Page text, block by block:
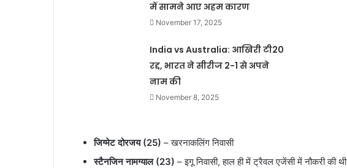
में सामने आए अहम कारण
November 17, 2025
India vs Australia: आखिरी टी20
रद्द, भारत ने सीरीज 2-1 से अपने
नाम की
November 8, 2025
जिग्मेट दोरजय (25) – खरनाकलिंग निवासी
स्टैनजिन नामग्याल (23) – इगू निवासी, हाल ही में ट्रैवल एजेंसी में नौकरी की थी